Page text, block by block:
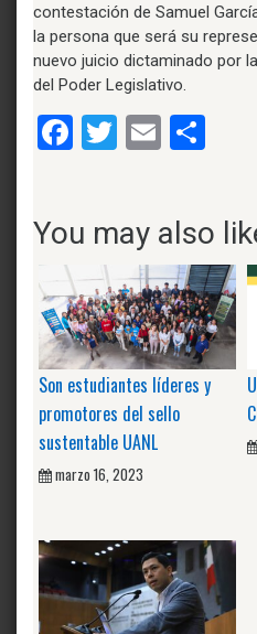
contestación de Samuel
la persona que será su
nuevo juicio dictaminado por
del Poder Legislativo.
Facebook
Twitter
Email
You may also
Son estudiantes líderes y
promotores del sello
sustentable UANL
marzo 16, 2023